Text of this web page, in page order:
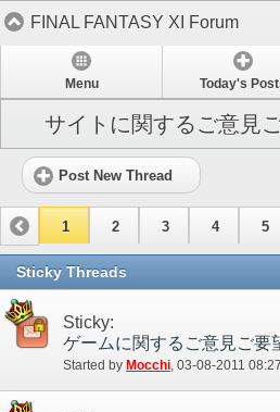
FINAL FANTASY XI Forum
Menu Today's
サイトに関するご意見
Post New Thread
1 2 3 4 5
10 11
Sticky Threads
Sticky:
ゲームに関するご意見ご要
Started by Mocchi‎, 03-08-2011